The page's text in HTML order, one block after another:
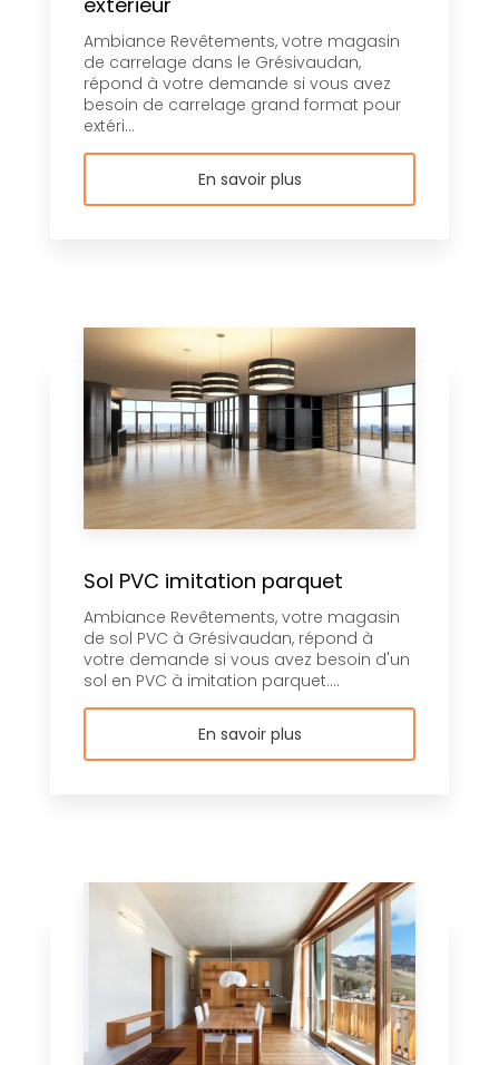
Ambiance Revêtements, votre magasin
de carrelage dans le Grésivaudan,
répond à votre demande si vous avez
besoin de carrelage grand format pour
extéri...
En savoir plus
Sol PVC imitation parquet
Ambiance Revêtements, votre magasin
de sol PVC à Grésivaudan, répond à
votre demande si vous avez besoin d'un
sol en PVC à imitation parquet....
En savoir plus